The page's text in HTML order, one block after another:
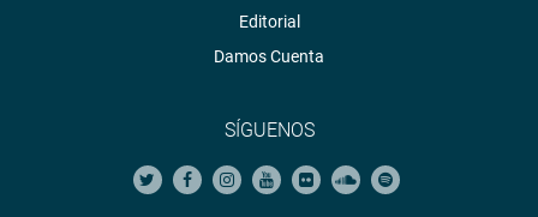
Editorial
Damos Cuenta
SÍGUENOS